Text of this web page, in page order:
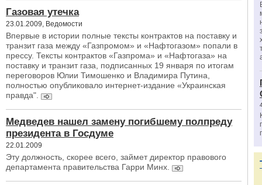
Газовая утечка
23.01.2009, Ведомости
Впервые в истории полные тексты контрактов на поставку и
транзит газа между «Газпромом» и «Нафтогазом» попали в
прессу. Тексты контрактов «Газпрома» и «Нафтогаза» на
поставку и транзит газа, подписанных 19 января по итогам
переговоров Юлии Тимошенко и Владимира Путина,
полностью опубликовало интернет-издание «Украинская
правда".
Медведев нашел замену погибшему полпреду
президента в Госдуме
22.01.2009
Эту должность, скорее всего, займет директор правового
департамента правительства Гарри Минх.